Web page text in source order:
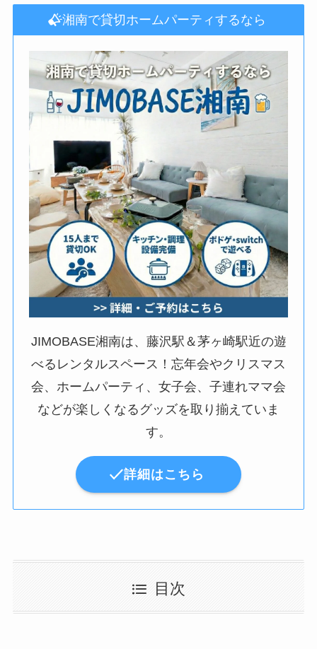
湘南で貸切ホームパーティするなら
JIMOBASE湘南は、藤沢駅＆茅ヶ崎駅近の遊
べるレンタルスペース！忘年会やクリスマス
会、ホームパーティ、女子会、子連れママ会
などが楽しくなるグッズを取り揃えていま
す。
詳細はこちら
目次